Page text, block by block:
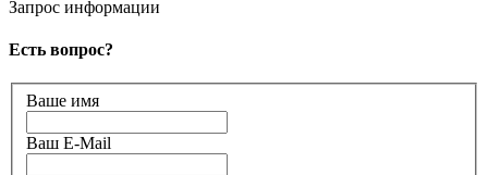
Запрос информации
Есть вопрос?
Ваше имя
Ваш E-Mail